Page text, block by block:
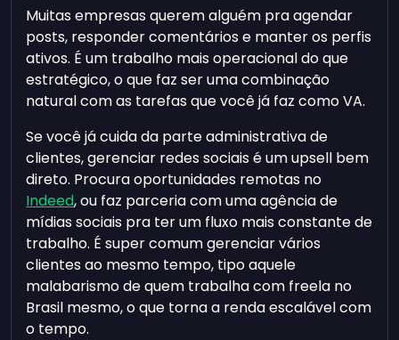
Muitas empresas querem alguém pra agendar
posts, responder comentários e manter os perfis
ativos. É um trabalho mais operacional do que
estratégico, o que faz ser uma combinação
natural com as tarefas que você já faz como VA.
Se você já cuida da parte administrativa de
clientes, gerenciar redes sociais é um upsell bem
direto. Procura oportunidades remotas no
Indeed, ou faz parceria com uma agência de
mídias sociais pra ter um fluxo mais constante de
trabalho. É super comum gerenciar vários
clientes ao mesmo tempo, tipo aquele
malabarismo de quem trabalha com freela no
Brasil mesmo, o que torna a renda escalável com
o tempo.